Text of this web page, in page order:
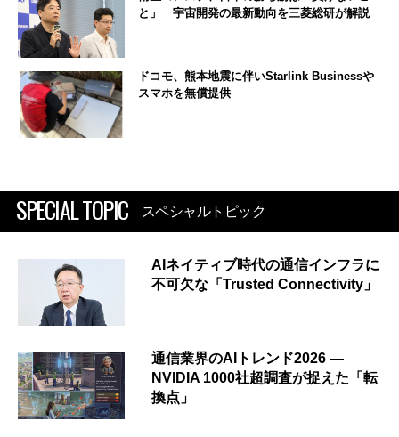
と」 宇宙開発の最新動向を三菱総研が解説
ドコモ、熊本地震に伴いStarlink Businessや
スマホを無償提供
SPECIAL TOPIC スペシャルトピック
AIネイティブ時代の通信インフラに
不可欠な「Trusted Connectivity」
通信業界のAIトレンド2026 ―
NVIDIA 1000社超調査が捉えた「転
換点」